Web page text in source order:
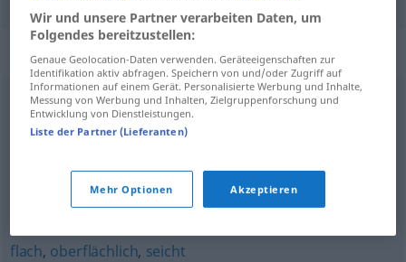
Synonyme für "platt"
schlecht,billig,derb,primitiv flach ,seicht
,verwundert
flach, oberflächlich, seicht
Wir und unsere Partner verarbeiten Daten, um
Folgendes bereitzustellen:
Genaue Geolocation-Daten verwenden. Geräteeigenschaften zur
Identifikation aktiv abfragen. Speichern von und/oder Zugriff auf
Informationen auf einem Gerät. Personalisierte Werbung und Inhalte,
Messung von Werbung und Inhalten, Zielgruppenforschung und
Entwicklung von Dienstleistungen.
Liste der Partner (Lieferanten)
Mehr Optionen Akzeptieren